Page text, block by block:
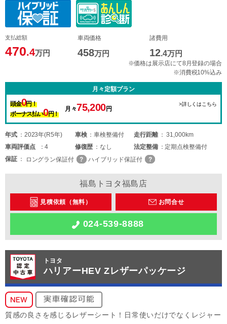
支払総額
470.4万円
車両価格
458万円
諸費用
12.4万円
※価格は展示店にて8月登録の場合
※消費税10%込み
月々定額プラン
頭金0円！
ボーナス払い0円！
月々75,200円
>詳しくはこちら
年式 2023年(R5年) 車検 車検整備付 走行距離
31,000km
車両評価点 4 修復歴 なし 法定整備
定期点検整備付
保証
ロングラン保証付 ハイブリッド保証付
福島トヨタ福島店
見積依頼（無料） お問合せ
024-539-8888
トヨタ
ハリアーHEV Zレザーパッケージ
質感の良さを感じるレザーシート！日常使いだけでなくレジャー